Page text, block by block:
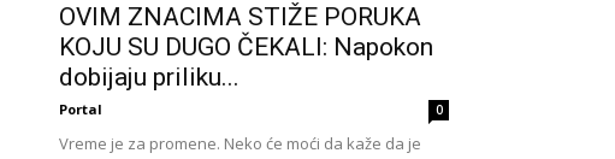
OVIM ZNACIMA STIŽE PORUKA
KOJU SU DUGO ČEKALI: Napokon
dobijaju priliku...
Portal 0
Vreme je za promene. Neko će moći da kaže da je